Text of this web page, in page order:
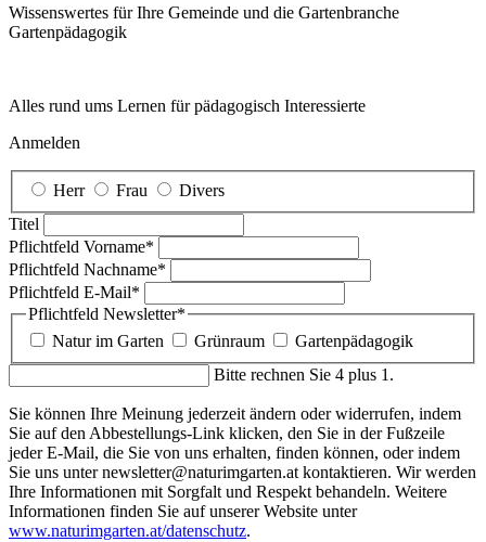
Wissenswertes für Ihre Gemeinde und die Gartenbranche
Garten­pädagogik
Alles rund ums Lernen für pädagogisch Interessierte
Anmelden
Herr Frau
Divers
Titel
Pflichtfeld Vorname*
Pflichtfeld Nachname*
Pflichtfeld E-Mail*
Pflichtfeld Newsletter*
Natur im Garten
Grünraum
Gartenpädagogik
Bitte rechnen Sie 4 plus 1.
Sie können Ihre Meinung jederzeit ändern oder widerrufen, indem
Sie auf den Abbestellungs-Link klicken, den Sie in der Fußzeile
jeder E-Mail, die Sie von uns erhalten, finden können, oder indem
Sie uns unter newsletter@naturimgarten.at kontaktieren. Wir werden
Ihre Informationen mit Sorgfalt und Respekt behandeln. Weitere
Informationen finden Sie auf unserer Website unter
www.naturimgarten.at/datenschutz.